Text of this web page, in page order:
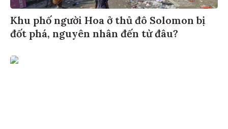
Khu phố người Hoa ở thủ đô Solomon bị
đốt phá, nguyên nhân đến từ đâu?